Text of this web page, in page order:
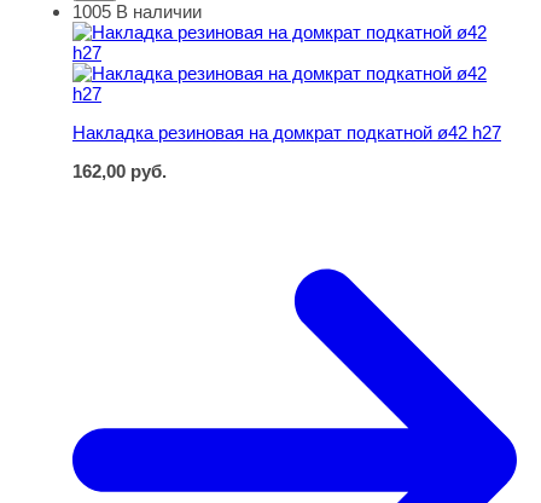
Накладка резиновая на домкрат подкатной ø42 h27
1005 В наличии
Накладка резиновая на домкрат подкатной ø42 h27
162,00 руб.